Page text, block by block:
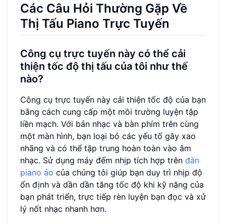
Các Câu Hỏi Thường Gặp Về
Thị Tấu Piano Trực Tuyến
Công cụ trực tuyến này có thể cải
thiện tốc độ thị tấu của tôi như thế
nào?
Công cụ trực tuyến này cải thiện tốc độ của bạn
bằng cách cung cấp một môi trường luyện tập
liền mạch. Với bản nhạc và bàn phím trên cùng
một màn hình, bạn loại bỏ các yếu tố gây xao
nhãng và có thể tập trung hoàn toàn vào âm
nhạc. Sử dụng máy đếm nhịp tích hợp trên đàn
piano ảo của chúng tôi giúp bạn duy trì nhịp độ
ổn định và dần dần tăng tốc độ khi kỹ năng của
bạn phát triển, trực tiếp rèn luyện bạn đọc và xử
lý nốt nhạc nhanh hơn.